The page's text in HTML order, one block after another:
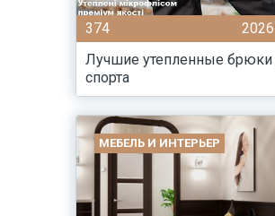
374
Лучшие утепленные брюки
спорта
МЕБЕЛЬ И ИНТЕРЬЕР